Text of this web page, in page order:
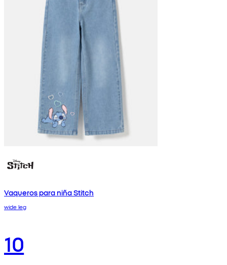
Vaqueros para niña Stitch
wide leg
10